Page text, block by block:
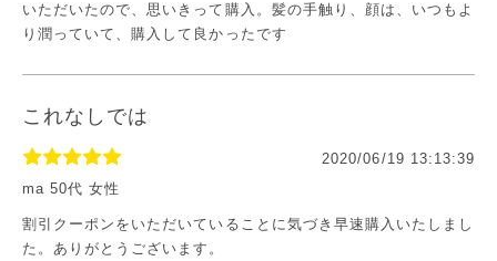
いただいたので、思いきって購入。髪の手触り、顔は、いつもよ
り潤っていて、購入して良かったです
これなしでは
2020/06/19 13:13:39
ma 50代 女性
割引クーポンをいただいていることに気づき早速購入いたしまし
た。ありがとうございます。